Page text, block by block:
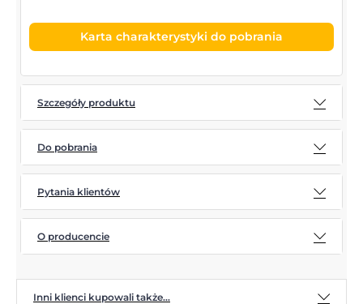
Karta charakterystyki do pobrania
Szczegóły produktu
Do pobrania
Pytania klientów
O producencie
Inni klienci kupowali także...